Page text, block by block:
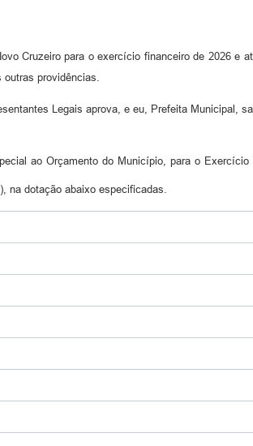
Cruzeiro para o exercício financeiro de 2026 e
outras providências.
Legais aprova, e eu, Prefeita Municipal,
ao Orçamento do Município, para o
na dotação abaixo especificadas.